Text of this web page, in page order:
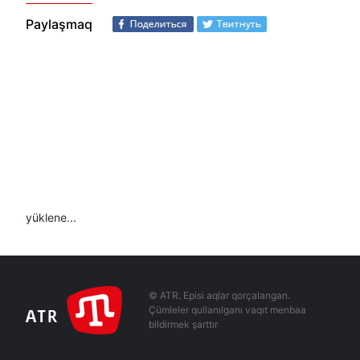
Paylaşmaq
yüklene...
© ATR. Episi aqlar qorçalangan.
Çümleler qullanılganı vaqıt menbaa
bildirmek şarttır